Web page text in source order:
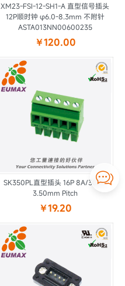

XM23-FSI-12-SH1-A 直型信号插头
12P顺时钟 φ6.0-8.3mm 不附针
ASTA013NN00600235
￥120.00
SK350PL直型插头 16P 8A/300V
3.50mm Pitch
￥19.20